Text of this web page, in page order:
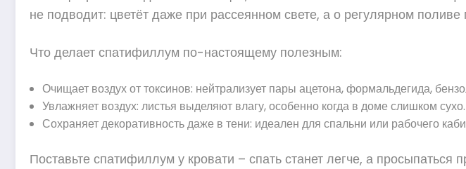
не подводит: цветёт даже при рассеянном свете, а о регулярном
Что делает спатифиллум по-настоящему полезным:
Очищает воздух от токсинов: нейтрализует пары ацетона, формальдегида,
Увлажняет воздух: листья выделяют влагу, особенно когда в доме слишком сухо.
Сохраняет декоративность даже в тени: идеален для спальни или рабочего
Поставьте спатифиллум у кровати – спать станет легче, а